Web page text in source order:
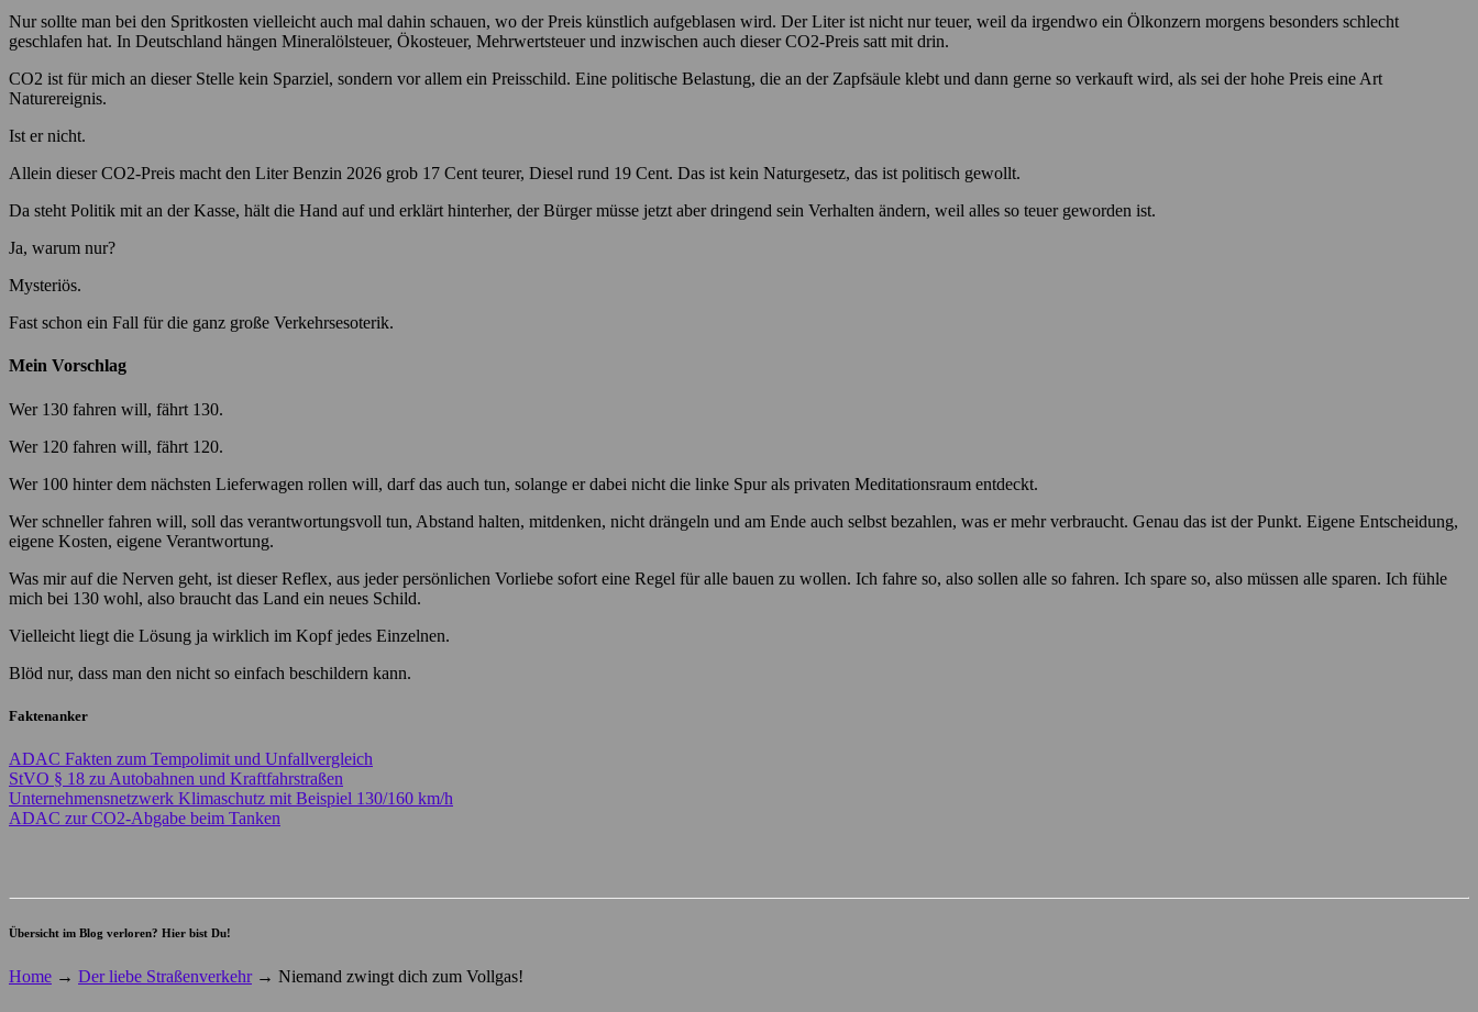
Nur sollte man bei den Spritkosten vielleicht auch mal dahin schauen, wo der Preis künstlich aufgeblasen wird. Der Liter ist nicht nur teuer, weil da irgendwo ein Ölkonzern morgens besonders schlecht
geschlafen hat. In Deutschland hängen Mineralölsteuer, Ökosteuer, Mehrwertsteuer und inzwischen auch dieser CO2-Preis satt mit drin.
CO2 ist für mich an dieser Stelle kein Sparziel, sondern vor allem ein Preisschild. Eine politische Belastung, die an der Zapfsäule klebt und dann gerne so verkauft wird, als sei der hohe Preis eine Art
Naturereignis.
Ist er nicht.
Allein dieser CO2-Preis macht den Liter Benzin 2026 grob 17 Cent teurer, Diesel rund 19 Cent. Das ist kein Naturgesetz, das ist politisch gewollt.
Da steht Politik mit an der Kasse, hält die Hand auf und erklärt hinterher, der Bürger müsse jetzt aber dringend sein Verhalten ändern, weil alles so teuer geworden ist.
Ja, warum nur?
Mysteriös.
Fast schon ein Fall für die ganz große Verkehrsesoterik.
Mein Vorschlag
Wer 130 fahren will, fährt 130.
Wer 120 fahren will, fährt 120.
Wer 100 hinter dem nächsten Lieferwagen rollen will, darf das auch tun, solange er dabei nicht die linke Spur als privaten Meditationsraum entdeckt.
Wer schneller fahren will, soll das verantwortungsvoll tun, Abstand halten, mitdenken, nicht drängeln und am Ende auch selbst bezahlen, was er mehr verbraucht. Genau das ist der Punkt. Eigene Entscheidung,
eigene Kosten, eigene Verantwortung.
Was mir auf die Nerven geht, ist dieser Reflex, aus jeder persönlichen Vorliebe sofort eine Regel für alle bauen zu wollen. Ich fahre so, also sollen alle so fahren. Ich spare so, also müssen alle sparen. Ich fühle
mich bei 130 wohl, also braucht das Land ein neues Schild.
Vielleicht liegt die Lösung ja wirklich im Kopf jedes Einzelnen.
Blöd nur, dass man den nicht so einfach beschildern kann.
Faktenanker
ADAC Fakten zum Tempolimit und Unfallvergleich
StVO § 18 zu Autobahnen und Kraftfahrstraßen
Unternehmensnetzwerk Klimaschutz mit Beispiel 130/160 km/h
ADAC zur CO2-Abgabe beim Tanken
Übersicht im Blog verloren? Hier bist Du!
Home → Der liebe Straßenverkehr → Niemand zwingt dich zum Vollgas!